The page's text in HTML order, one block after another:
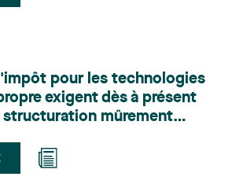
au sein du groupe de droit
sur le droit de l’environnement,
conseille et représente une
et privée dans le cadre d’enjeux
les obligations
et la contestation de
ainsi que les dossiers
pour les technologies
exigent dès à présent
structuration mûrement